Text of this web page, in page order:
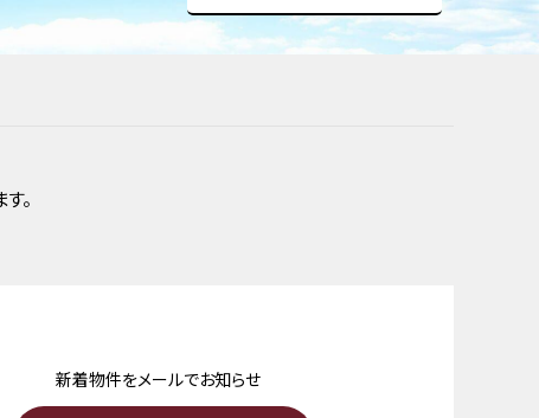
。
新着物件をメールでお知らせ